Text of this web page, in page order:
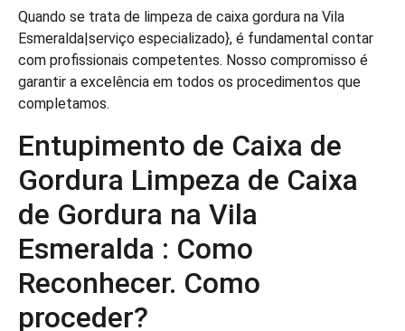
Quando se trata de limpeza de caixa gordura na Vila
Esmeralda|serviço especializado}, é fundamental contar
com profissionais competentes. Nosso compromisso é
garantir a excelência em todos os procedimentos que
completamos.
Entupimento de Caixa de
Gordura Limpeza de Caixa
de Gordura na Vila
Esmeralda : Como
Reconhecer. Como
proceder?